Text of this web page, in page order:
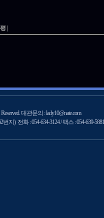
|
대관문의 : lady10@nate.com
지) 전화 : 054-634-3124 / 팩스 : 054-639-5881